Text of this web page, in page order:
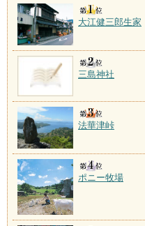
大江健三郎生家
三島神社
法華津峠
ポニー牧場